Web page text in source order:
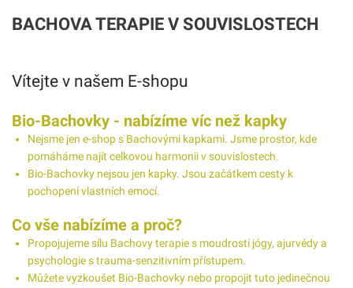
BACHOVA TERAPIE V SOUVISLOSTECH
Vítejte v našem E-shopu
Bio-Bachovky - nabízíme víc než kapky
Nejsme jen e-shop s Bachovými kapkami. Jsme prostor, kde
pomáháme najít celkovou harmonii v souvislostech.
Bio-Bachovky nejsou jen kapky. Jsou začátkem cesty k
pochopení vlastních emocí.
Co vše nabízíme a proč?
Propojujeme sílu Bachovy terapie s moudrostí jógy, ajurvédy a
psychologie s trauma-senzitivním přístupem.
Můžete vyzkoušet Bio-Bachovky nebo propojit tuto jedinečnou